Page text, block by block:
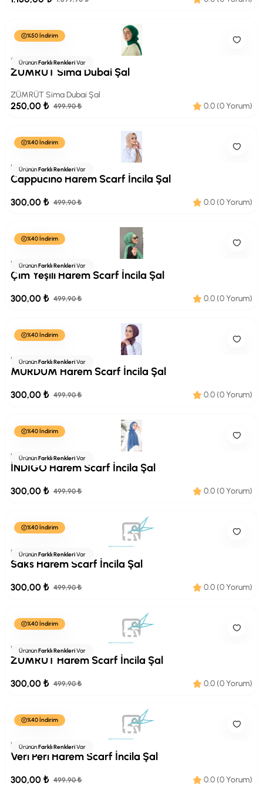
%50 İndirim
ÜrününFarklı RenkleriVar
Sima
ZÜMRÜT Sima Dubai Şal
ZÜMRÜT Sima Dubai Şal
250,00 ₺ 499,90 ₺ 0.0 (0 Yorum)
%40 İndirim
ÜrününFarklı RenkleriVar
HAREMSCARF
Cappucino Harem Scarf İncila Şal
300,00 ₺ 499,90 ₺ 0.0 (0 Yorum)
%40 İndirim
ÜrününFarklı RenkleriVar
HAREMSCARF
Çim Yeşili Harem Scarf İncila Şal
300,00 ₺ 499,90 ₺ 0.0 (0 Yorum)
%40 İndirim
ÜrününFarklı RenkleriVar
HAREMSCARF
MÜRDÜM Harem Scarf İncila Şal
300,00 ₺ 499,90 ₺ 0.0 (0 Yorum)
%40 İndirim
ÜrününFarklı RenkleriVar
HAREMSCARF
İNDİGO Harem Scarf İncila Şal
300,00 ₺ 499,90 ₺ 0.0 (0 Yorum)
%40 İndirim
ÜrününFarklı RenkleriVar
HAREMSCARF
Saks Harem Scarf İncila Şal
300,00 ₺ 499,90 ₺ 0.0 (0 Yorum)
%40 İndirim
ÜrününFarklı RenkleriVar
HAREMSCARF
ZÜMRÜT Harem Scarf İncila Şal
300,00 ₺ 499,90 ₺ 0.0 (0 Yorum)
%40 İndirim
ÜrününFarklı RenkleriVar
HAREMSCARF
Veri Peri Harem Scarf İncila Şal
300,00 ₺ 499,90 ₺ 0.0 (0 Yorum)